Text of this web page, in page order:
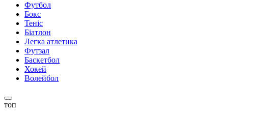
Футбол
Бокс
Теніс
Біатлон
Легка атлетика
Футзал
Баскетбол
Хокей
Волейбол
топ